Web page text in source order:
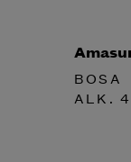
BOSA
ALK.